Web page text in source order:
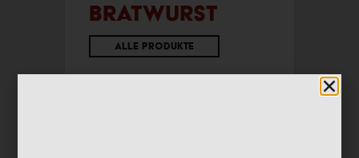
Bratwurst
Alle Produkte